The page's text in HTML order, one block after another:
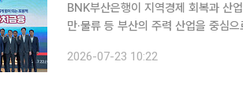
BNK부산은행이 지역경제 회복과 산
만·물류 등 부산의 주력 산업을 중심
국제전시컨벤션센터(BPEX)에서 김
2026-07-23 10:22